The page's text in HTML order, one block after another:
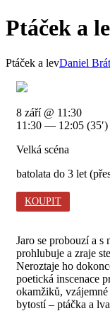
Ptáček a
Ptáček a levDaniel
Jaro se probouzí a s
prohlubuje a zraje
Neroztaje ho
poetická inscenace
okamžiků,
bytostí – ptáčka a
8 září @ 11:30
11:30 — 12:05 (35′)
Velká scéna
batolata do 3 let
KOUPIT